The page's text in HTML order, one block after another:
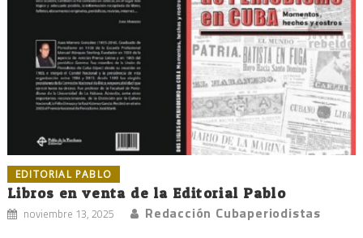
EDITORIAL PABLO
Libros en venta de la Editorial Pablo
noviembre 13, 2025 Redacción Cubaperiodistas